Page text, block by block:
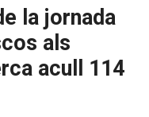
la jornada
als
acull 114